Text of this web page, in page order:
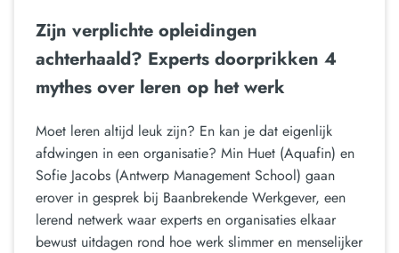
Zijn verplichte opleidingen
achterhaald? Experts doorprikken 4
mythes over leren op het werk
Moet leren altijd leuk zijn? En kan je dat eigenlijk
afdwingen in een organisatie? Min Huet (Aquafin) en
Sofie Jacobs (Antwerp Management School) gaan
erover in gesprek bij Baanbrekende Werkgever, een
lerend netwerk waar experts en organisaties elkaar
bewust uitdagen rond hoe werk slimmer en menselijker